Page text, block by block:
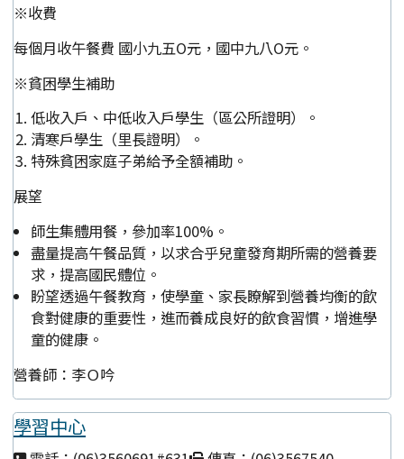
※收費
每個月收午餐費 國小九五O元，國中九八O元。
※貧困學生補助
低收入戶、中低收入戶學生（區公所證明）。
清寒戶學生（里長證明）。
特殊貧困家庭子弟給予全額補助。
展望
師生集體用餐，參加率100%。
盡量提高午餐品質，以求合乎兒童發育期所需的營養要
求，提高國民體位。
盼望透過午餐教育，使學童、家長瞭解到營養均衡的飲
食對健康的重要性，進而養成良好的飲食習慣，增進學
童的健康。
營養師：李Ｏ吟
學習中心